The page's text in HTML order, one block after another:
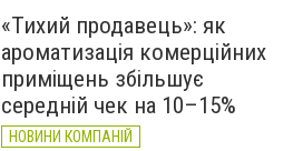
«Тихий продавець»: як
ароматизація комерційних
приміщень збільшує
середній чек на 10–15%
НОВИНИ КОМПАНІЙ